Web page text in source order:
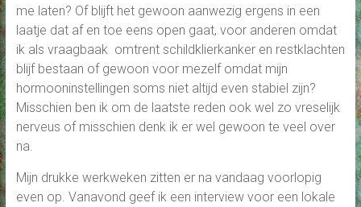
me laten? Of blijft het gewoon aanwezig ergens in een
laatje dat af en toe eens open gaat, voor anderen omdat
ik als vraagbaak omtrent schildklierkanker en restklachten
blijf bestaan of gewoon voor mezelf omdat mijn
hormooninstellingen soms niet altijd even stabiel zijn?
Misschien ben ik om de laatste reden ook wel zo vreselijk
nerveus of misschien denk ik er wel gewoon te veel over
na.
Mijn drukke werkweken zitten er na vandaag voorlopig
even op. Vanavond geef ik een interview voor een lokale